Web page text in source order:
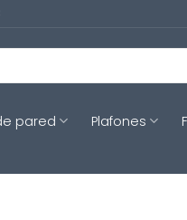
pared Plafones